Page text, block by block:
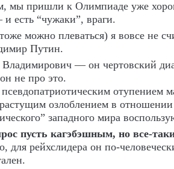
мы пришли к Олимпиаде уже
есть “чужаки”, враги.
можно плеваться) я вовсе не
Путин.
— он чертовский
не про это.
отупением
озлоблением в отношении
западного мира
пусть кагэбэшным, но все-
для рейхслидера он по-